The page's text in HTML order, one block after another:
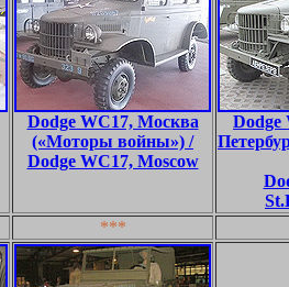
Dodge WC17, Москва
(«Моторы войны») /
Dodge WC17, Moscow
Dodge
***